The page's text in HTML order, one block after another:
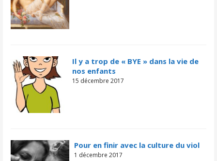
Il y a trop de « BYE » dans la vie de
nos enfants
15 décembre 2017
Pour en finir avec la culture du viol
1 décembre 2017